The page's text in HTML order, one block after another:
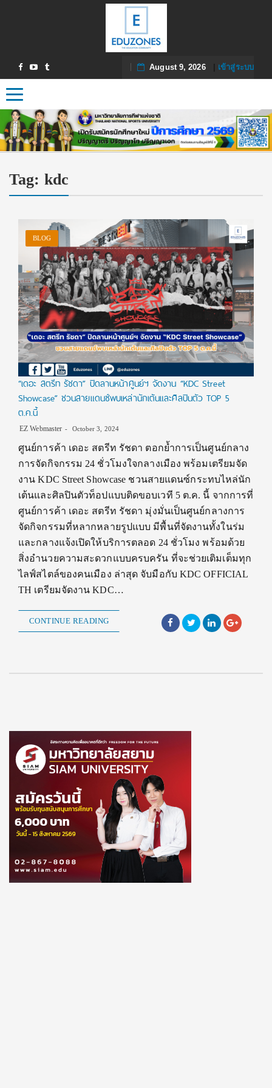
August 9, 2026| เข้าสู่ระบบ
Toggle navigation
Tag: kdc
BLOG
“เดอะ สตรีท รัชดา” ปิดลานหน้าศูนย์ฯ จัดงาน “KDC Street
Showcase” ชวนสายแดนซ์พบเหล่านักเต้นและศิลปินตัว TOP 5
ต.ค.นี้
EZ Webmaster October 3, 2024
ศูนย์การค้า เดอะ สตรีท รัชดา ตอกย้ำการเป็นศูนย์กลาง
การจัดกิจกรรม 24 ชั่วโมงใจกลางเมือง พร้อมเตรียมจัด
งาน KDC Street Showcase ชวนสายแดนซ์กระทบไหล่นัก
เต้นและศิลปินตัวท็อปแบบติดขอบเวที 5 ต.ค. นี้ จากการที่
ศูนย์การค้า เดอะ สตรีท รัชดา มุ่งมั่นเป็นศูนย์กลางการ
จัดกิจกรรมที่หลากหลายรูปแบบ มีพื้นที่จัดงานทั้งในร่ม
และกลางแจ้งเปิดให้บริการตลอด 24 ชั่วโมง พร้อมด้วย
สิ่งอำนวยความสะดวกแบบครบครัน ที่จะช่วยเติมเต็มทุก
ไลฟ์สไตล์ของคนเมือง ล่าสุด จับมือกับ KDC OFFICIAL
TH เตรียมจัดงาน KDC…
CONTINUE READING